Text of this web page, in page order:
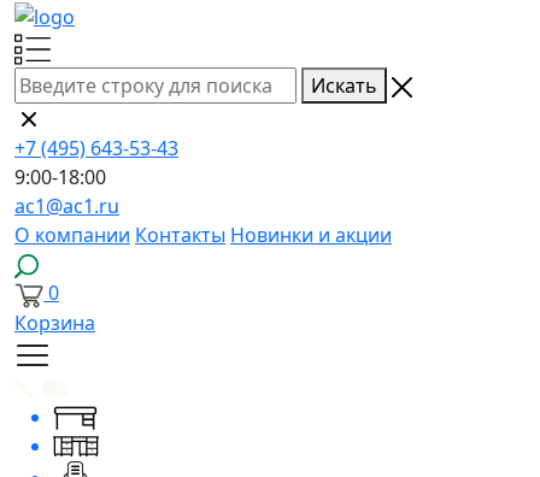
Искать
+7 (495) 643-53-43
9:00-18:00
ac1@ac1.ru
О компании Контакты Новинки и акции
0
Корзина